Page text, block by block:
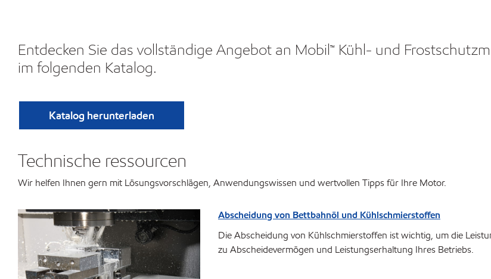
Entdecken Sie das vollständige Angebot an Mobil™ Kühl- und
im folgenden Katalog.
Katalog herunterladen
Technische ressourcen
Wir helfen Ihnen gern mit Lösungsvorschlägen, Anwendungswissen und wertvollen Tipps für Ihre Motor.
Abscheidung von Bettbahnöl und Kühlschmierstoffen
Die Abscheidung von Kühlschmierstoffen ist wichtig, um die
zu Abscheidevermögen und Leistungserhaltung Ihres Betriebs.